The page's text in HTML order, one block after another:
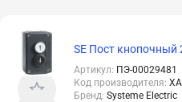
SE Пост кнопочный
Артикул: ПЭ-00029481
Код производителя:
Бренд: Systeme Electric